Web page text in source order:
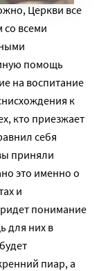
Церкви все
со всеми
помощь
на воспитание
к
кто приезжает
себя
приняли
это именно о
и
понимание
для них в
пиар, а